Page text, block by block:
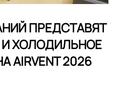
ПРЕДСТАВЯТ
ХОЛОДИЛЬНОЕ
2026